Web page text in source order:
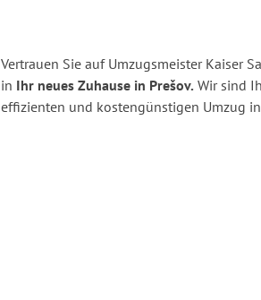
Vertrauen Sie auf Umzugsmeister Kaiser
in Ihr neues Zuhause in Prešov. Wir sind
effizienten und kostengünstigen Umzug